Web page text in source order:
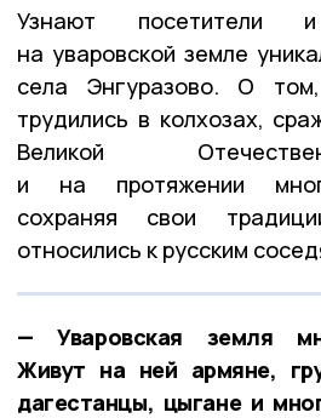
Узнают посетители
на уваровской земле
села Энгуразово. О
трудились в колхозах,
Великой
и на протяжении
сохраняя свои
относились к русским
— Уваровская земля
Живут на ней армяне,
дагестанцы, цыгане и